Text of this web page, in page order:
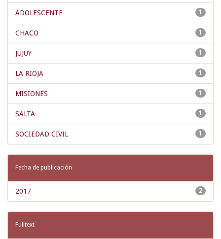
1
ADOLESCENTE
1
CHACO
1
JUJUY
1
LA RIOJA
1
MISIONES
1
SALTA
1
SOCIEDAD CIVIL
Fecha de publicación
2
2017
Fulltext